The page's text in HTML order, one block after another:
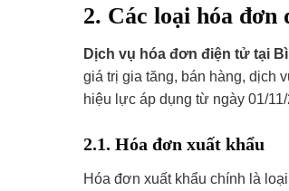
2. Các loại hóa
Dịch vụ hóa đơn điện tử tại
giá trị gia tăng, bán hàng, dịch
hiệu lực áp dụng từ ngày 01/
2.1. Hóa đơn xuất khẩu
Hóa đơn xuất khẩu chính là